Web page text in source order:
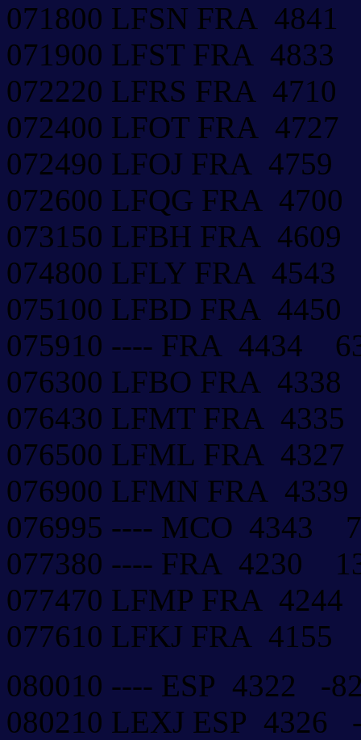
071800 LFSN FRA
071900 LFST FRA
072220 LFRS FRA
072400 LFOT FRA
072490 LFOJ FRA
072600 LFQG FRA
073150 LFBH FRA
074800 LFLY FRA
075100 LFBD FRA
075910 ---- FRA 4434
076300 LFBO FRA
076430 LFMT FRA
076500 LFML FRA
076900 LFMN FRA
076995 ---- MCO 4343
077380 ---- FRA 4230
077470 LFMP FRA
077610 LFKJ FRA
080010 ---- ESP 4322 -
080210 LEXJ ESP